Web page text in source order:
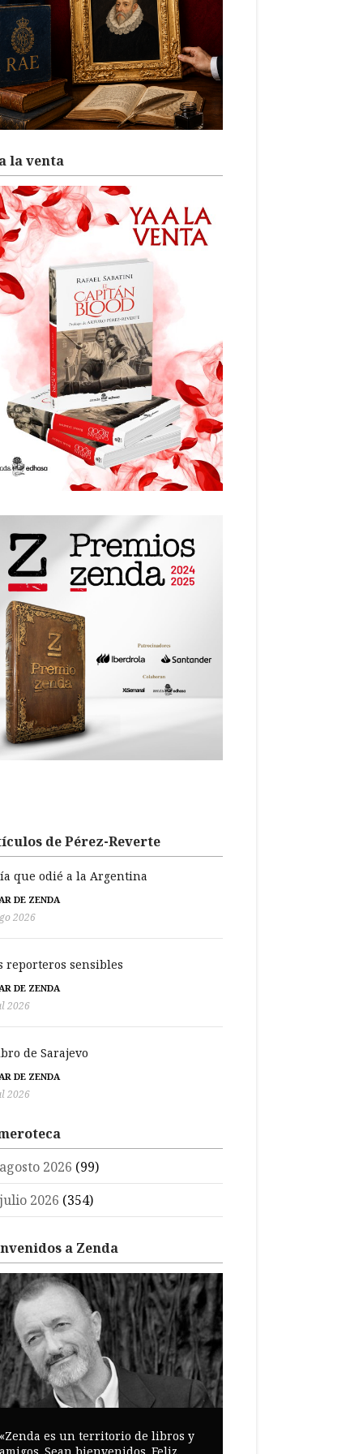
la venta
de Pérez-Reverte
que odié a la Argentina
DE ZENDA
2026
reporteros sensibles
DE ZENDA
2026
de Sarajevo
DE ZENDA
2026
2026 (99)
2026 (354)
a Zenda
es un territorio de libros y